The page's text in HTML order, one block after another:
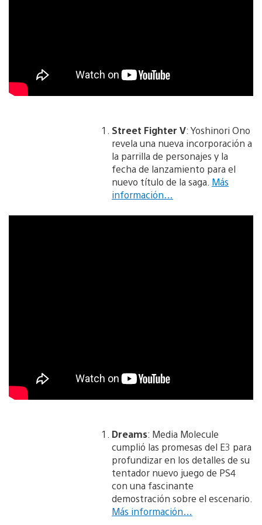
Street Fighter V: Yoshinori Ono
revela una nueva incorporación a
la parrilla de personajes y la
fecha de lanzamiento para el
nuevo título de la saga. Más
información…
Dreams: Media Molecule
cumplió las promesas del E3 para
profundizar en los detalles de su
tentador nuevo juego de PS4
con una fascinante
demostración sobre el escenario.
Más información…